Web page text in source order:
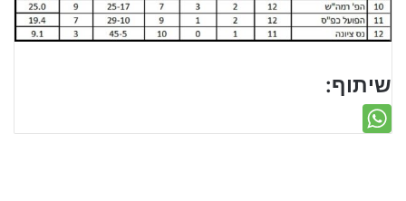
שיתוף: